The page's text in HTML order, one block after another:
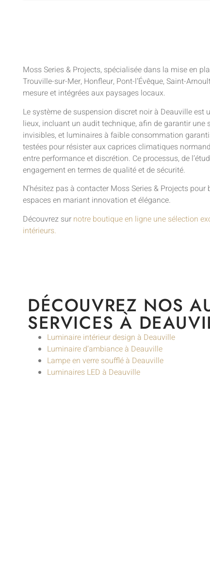
Moss Series & Projects, spécialisée dans la mise en
Trouville-sur-Mer, Honfleur, Pont-l’Évêque, Saint-
mesure et intégrées aux paysages locaux.
Le système de suspension discret noir à Deauville
lieux, incluant un audit technique, afin de garantir une
invisibles, et luminaires à faible consommation
testées pour résister aux caprices climatiques
entre performance et discrétion. Ce processus, de
engagement en termes de qualité et de sécurité.
N’hésitez pas à contacter Moss Series & Projects
espaces en mariant innovation et élégance.
Découvrez sur notre boutique en ligne une sélection
intérieurs.
DÉCOUVREZ NOS
SERVICES À
Luminaire intérieur design à Deauville
Luminaire d’ambiance à Deauville
Lampe en verre soufflé à Deauville
Luminaires LED à Deauville